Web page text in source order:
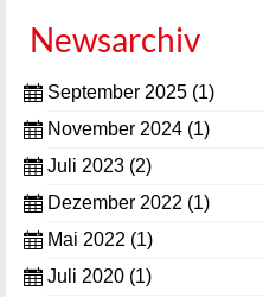
Newsarchiv
September 2025 (1)
November 2024 (1)
Juli 2023 (2)
Dezember 2022 (1)
Mai 2022 (1)
Juli 2020 (1)